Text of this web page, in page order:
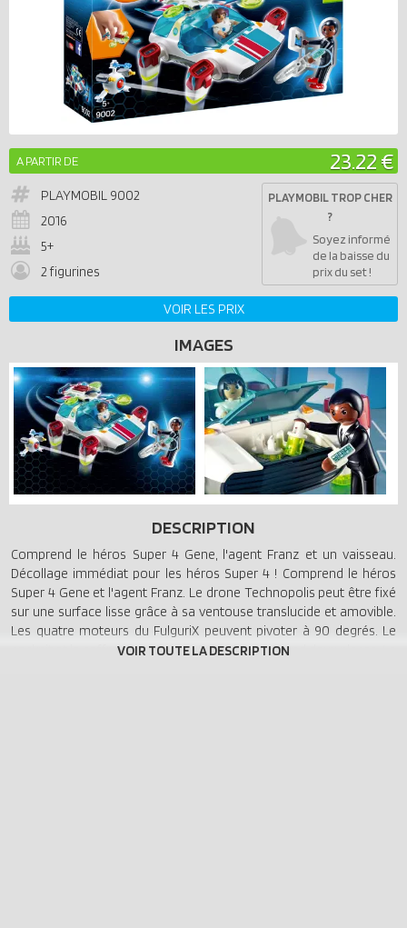
A PARTIR DE 23.22 €
PLAYMOBIL 9002
2016
5+
2 figurines
PLAYMOBIL TROP CHER
?
Soyez informé
de la baisse du
prix du set !
VOIR LES PRIX
IMAGES
DESCRIPTION
Comprend le héros Super 4 Gene, l'agent Franz et un vaisseau.
Décollage immédiat pour les héros Super 4 ! Comprend le héros
Super 4 Gene et l'agent Franz. Le drone Technopolis peut être fixé
sur une surface lisse grâce à sa ventouse translucide et amovible.
Les quatre moteurs du FulguriX peuvent pivoter à 90 degrés. Le
cockpit et le coffre s'ouvrent. Le FulguriX comprend deux places. Le